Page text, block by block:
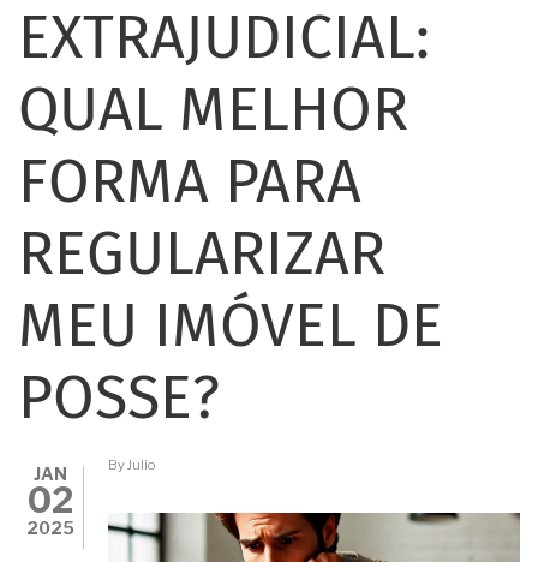
EXTRAJUDICIAL:
QUAL MELHOR
FORMA PARA
REGULARIZAR
MEU IMÓVEL DE
POSSE?
JAN
02
2025
By Julio